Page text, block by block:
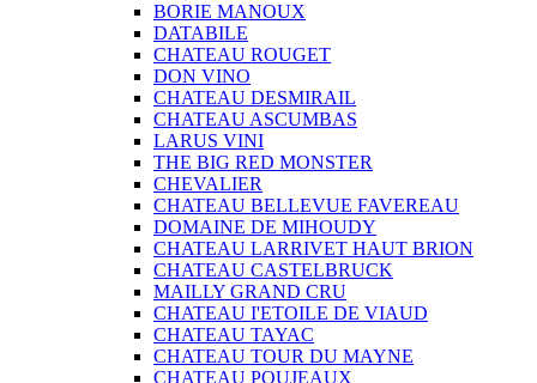
BORIE MANOUX
DATABILE
CHATEAU ROUGET
DON VINO
CHATEAU DESMIRAIL
CHATEAU ASCUMBAS
LARUS VINI
THE BIG RED MONSTER
CHEVALIER
CHATEAU BELLEVUE FAVEREAU
DOMAINE DE MIHOUDY
CHATEAU LARRIVET HAUT BRION
CHATEAU CASTELBRUCK
MAILLY GRAND CRU
CHATEAU I'ETOILE DE VIAUD
CHATEAU TAYAC
CHATEAU TOUR DU MAYNE
CHATEAU POUJEAUX